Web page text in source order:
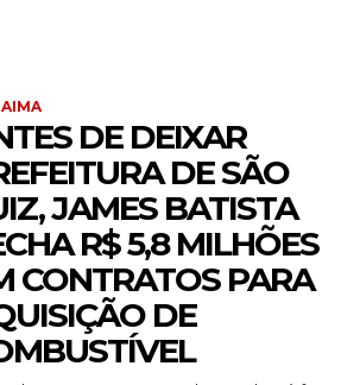
DE DEIXAR
DE SÃO
JAMES BATISTA
R$ 5,8 MILHÕES
CONTRATOS PARA
DE